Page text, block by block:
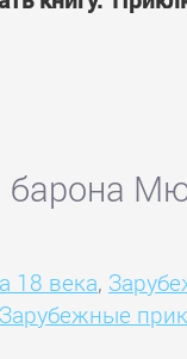
18 века,
Зарубежные